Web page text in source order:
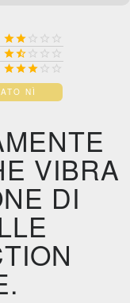
   
   
  
NÌ
VIBRA
DI